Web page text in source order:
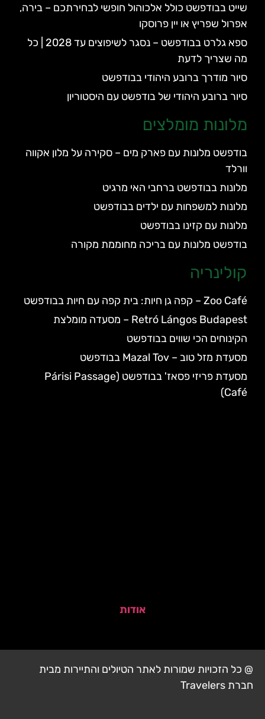
שייט בבודפשט כולל אלכוהול חופשי לבחירתכם – בירה,
אפרול שפריץ או יין פרוסקו
ספא גלרט בבודפשט – נסגר לשיפוצים עד 2028 | כל
מה שצריך לדעת
סיור מודרך ברובע היהודי בבודפשט
סיור ברובע היהודי של בודפשט עם היסטוריון
מלונות מומלצים
בודפשט מלונות עם פארק מים – סקירה על מלון אקווה
וורלד
מלונות בבודפשט ברחבי האי מרגיט
מלונות למשפחות עם ילדים בבודפשט
מלונות עם קזינו בבודפשט
בודפשט מלונות עם בריכה מחוממת מקורה
קולינריה
Zoo Café – קפה גן חיות: בית קפה עם חיות בבודפשט
Retró Lángos Budapest – מסעדה מומלצת
הקינוחים הכי שווים בבודפשט
מסעדת מזל טוב – Mazal Tov בבודפשט
מסעדת פריזי פסאז' בבודפשט (Párisi Passage
Café)
אודות
@ כל הזכויות שמורות לאתר הטיולים והתיירות מבית
חברת Travelers